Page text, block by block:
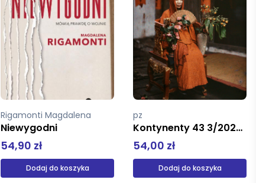
pz
54,00 zł
Dodaj do koszyka
Kapuściński Ryszard
Gorzki smak wody
49,00 zł
Dodaj do koszyka